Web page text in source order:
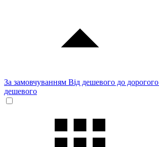
За замовчуванням Від дешевого до дорогого
дешевого